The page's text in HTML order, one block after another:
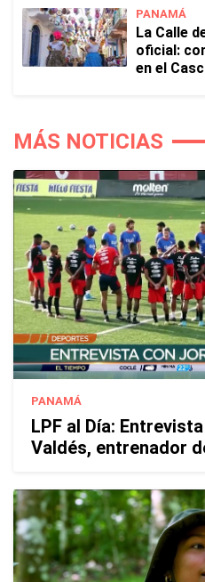
PANAMÁ
La Calle
oficial:
en el
MÁS NOTICIAS
PANAMÁ
LPF al Día:
Valdés, entrenador